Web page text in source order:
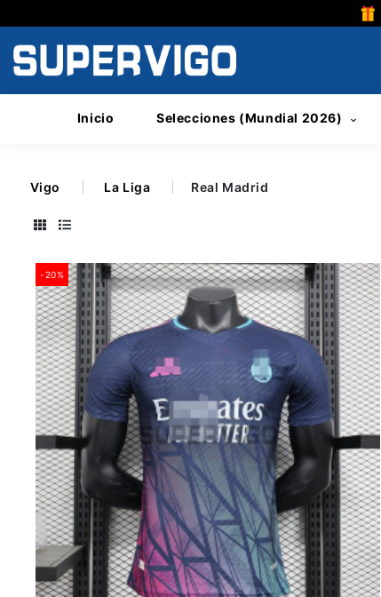
Inicio Selecciones (Mundial 2026)
Vigo La Liga Real Madrid
-20%